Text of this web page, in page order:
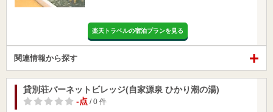
楽天トラベルの宿泊プランを見る
関連情報から探す
貸別荘バーネットビレッジ(自家源泉 ひかり潮の湯)
-点 / 0 件